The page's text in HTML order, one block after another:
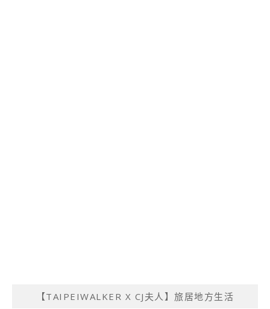
【TAIPEIWALKER X CJ夫人】旅居地方生活